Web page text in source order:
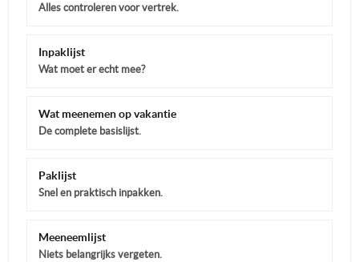
Alles controleren voor vertrek.
Inpaklijst
Wat moet er echt mee?
Wat meenemen op vakantie
De complete basislijst.
Paklijst
Snel en praktisch inpakken.
Meeneemlijst
Niets belangrijks vergeten.